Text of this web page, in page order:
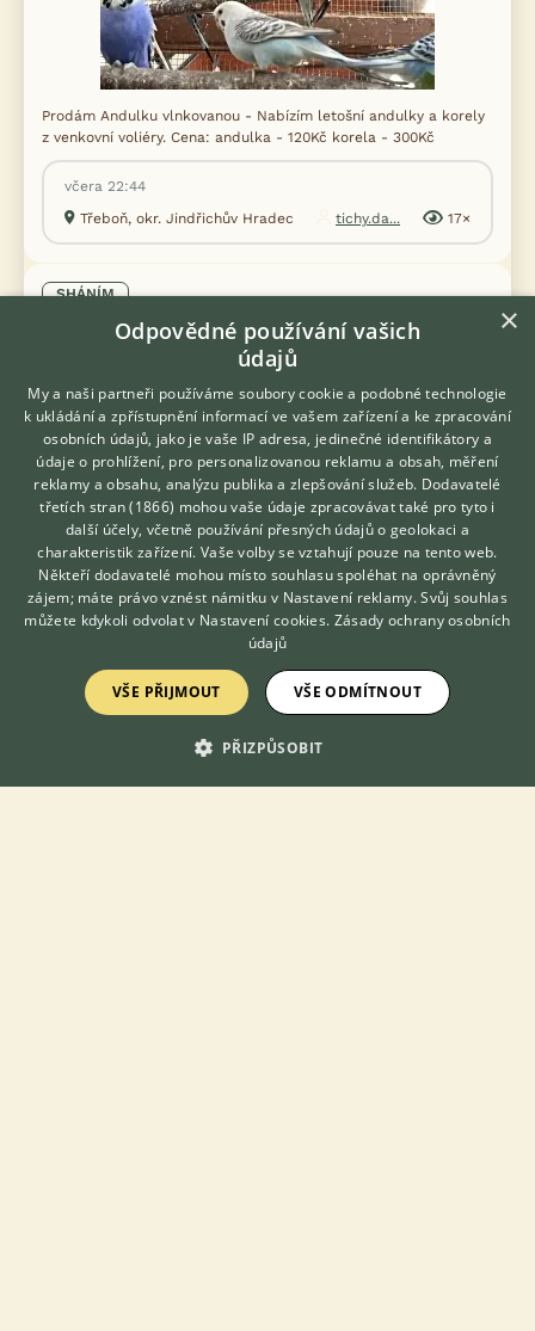
Prodám Andulku vlnkovanou - Nabízím letošní andulky a korely
z venkovní voliéry. Cena: andulka - 120Kč korela - 300Kč
včera 22:44
Třeboň, okr. Jindřichův Hradec
tichy.da... 17×
SHÁNÍM
Barnard límcový větší modrý
Hledáte zvířecího kamaráda?
Zdarma vám poradí
VETERINÁŘ ONLINE
KONZULTOVAT S
VETERINÁŘEM
×
Odpovědné používání vašich
údajů
My a naši partneři používáme soubory cookie a podobné technologie
k ukládání a zpřístupnění informací ve vašem zařízení a ke zpracování
osobních údajů, jako je vaše IP adresa, jedinečné identifikátory a
údaje o prohlížení, pro personalizovanou reklamu a obsah, měření
reklamy a obsahu, analýzu publika a zlepšování služeb. Dodavatelé
třetích stran (1866) mohou vaše údaje zpracovávat také pro tyto i
další účely, včetně používání přesných údajů o geolokaci a
charakteristik zařízení. Vaše volby se vztahují pouze na tento web.
Někteří dodavatelé mohou místo souhlasu spoléhat na oprávněný
zájem; máte právo vznést námitku v Nastavení reklamy. Svůj souhlas
můžete kdykoli odvolat v Nastavení cookies. Zásady ochrany osobních
údajů
VŠE PŘIJMOUT VŠE ODMÍTNOUT
PŘIZPŮSOBIT